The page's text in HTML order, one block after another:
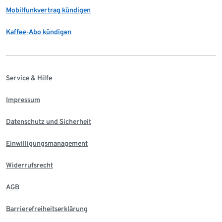
Mobilfunkvertrag kündigen
Kaffee-Abo kündigen
Service & Hilfe
Impressum
Datenschutz und Sicherheit
Einwilligungsmanagement
Widerrufsrecht
AGB
Barrierefreiheitserklärung